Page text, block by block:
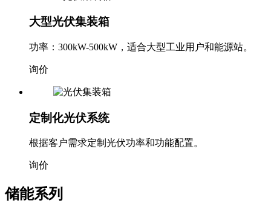
大型光伏集装箱
功率：300kW-500kW，适合大型工业用户和能源站。
询价
定制化光伏系统
根据客户需求定制光伏功率和功能配置。
询价
储能系列